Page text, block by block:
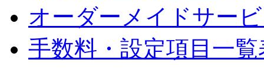
オーダーメイドサー
手数料・設定項目一覧